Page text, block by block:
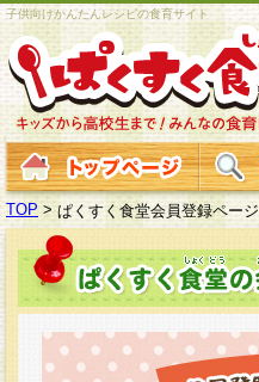
子供向けかんたんレシピの食育サイト
TOP > ぱくすく食堂会員登録ページ